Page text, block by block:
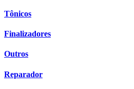
Tônicos
Finalizadores
Outros
Reparador